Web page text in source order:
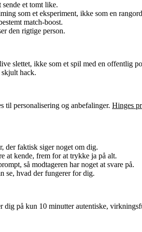
et tomt like.
som et eksperiment, ikke som en
match-boost.
den rigtige person.
slettet, ikke som et spil med en offentlig
skjult hack.
til personalisering og anbefalinger. Hinges
der faktisk siger noget om dig.
at kende, frem for at trykke ja på alt.
så modtageren har noget at svare på.
se, hvad der fungerer for dig.
på kun 10 minutter autentiske,